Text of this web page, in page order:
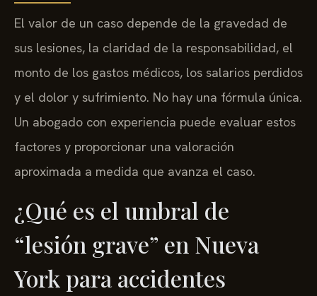
El valor de un caso depende de la gravedad de
sus lesiones, la claridad de la responsabilidad, el
monto de los gastos médicos, los salarios perdidos
y el dolor y sufrimiento. No hay una fórmula única.
Un abogado con experiencia puede evaluar estos
factores y proporcionar una valoración
aproximada a medida que avanza el caso.
¿Qué es el umbral de
“lesión grave” en Nueva
York para accidentes